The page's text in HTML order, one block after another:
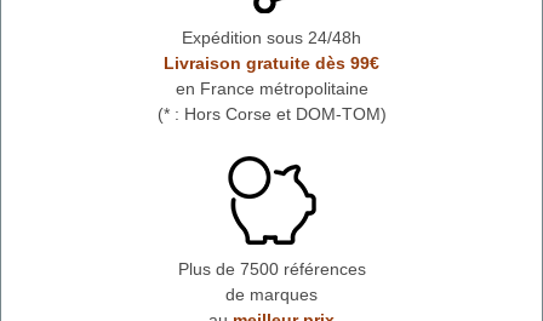
Expédition sous 24/48h
Livraison gratuite dès 99€
en France métropolitaine
(* : Hors Corse et DOM-TOM)
Plus de 7500 références
de marques